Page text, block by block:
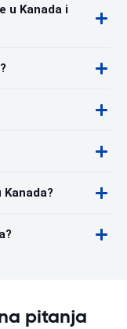
u Kanada i
pitanja